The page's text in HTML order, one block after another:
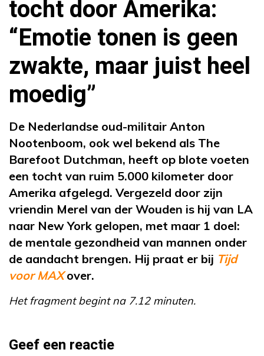
tocht door Amerika:
“Emotie tonen is geen
zwakte, maar juist heel
moedig”
De Nederlandse oud-militair Anton
Nootenboom, ook wel bekend als The
Barefoot Dutchman, heeft op blote voeten
een tocht van ruim 5.000 kilometer door
Amerika afgelegd. Vergezeld door zijn
vriendin Merel van der Wouden is hij van LA
naar New York gelopen, met maar 1 doel:
de mentale gezondheid van mannen onder
de aandacht brengen. Hij praat er bij Tijd
voor MAXover.
Het fragment begint na 7.12 minuten.
Geef een reactie